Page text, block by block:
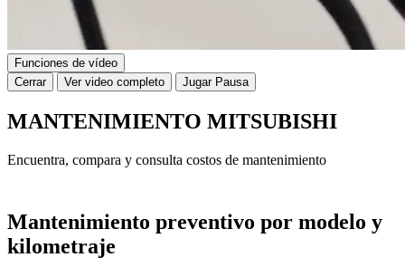
Funciones de vídeo
Cerrar
Ver video completo Jugar Pausa
MANTENIMIENTO MITSUBISHI
Encuentra, compara y consulta costos de mantenimiento
Mantenimiento preventivo por modelo y
kilometraje